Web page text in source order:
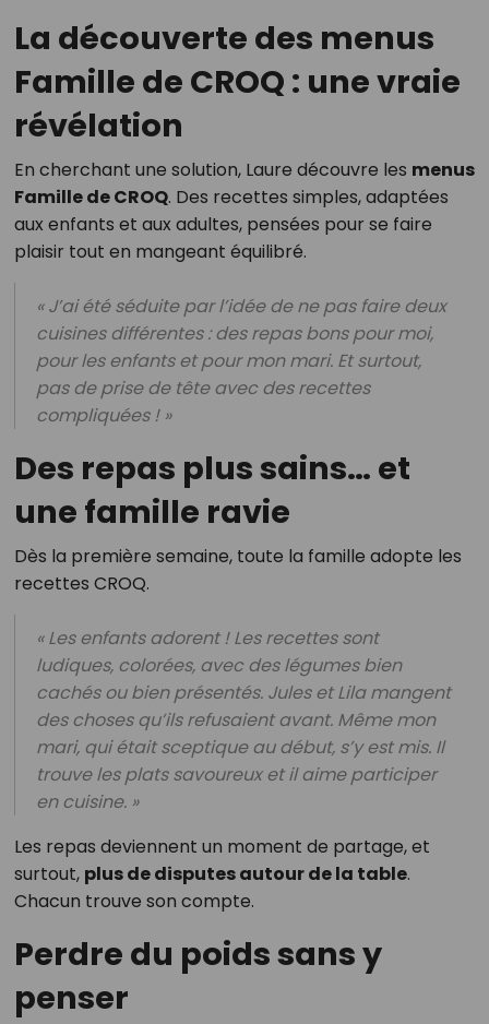
La découverte des menus
Famille de CROQ : une vraie
révélation
En cherchant une solution, Laure découvre les menus
Famille de CROQ. Des recettes simples, adaptées
aux enfants et aux adultes, pensées pour se faire
plaisir tout en mangeant équilibré.
« J’ai été séduite par l’idée de ne pas faire deux
cuisines différentes : des repas bons pour moi,
pour les enfants et pour mon mari. Et surtout,
pas de prise de tête avec des recettes
compliquées ! »
Des repas plus sains… et
une famille ravie
Dès la première semaine, toute la famille adopte les
recettes CROQ.
« Les enfants adorent ! Les recettes sont
ludiques, colorées, avec des légumes bien
cachés ou bien présentés. Jules et Lila mangent
des choses qu’ils refusaient avant. Même mon
mari, qui était sceptique au début, s’y est mis. Il
trouve les plats savoureux et il aime participer
en cuisine. »
Les repas deviennent un moment de partage, et
surtout, plus de disputes autour de la table.
Chacun trouve son compte.
Perdre du poids sans y
penser